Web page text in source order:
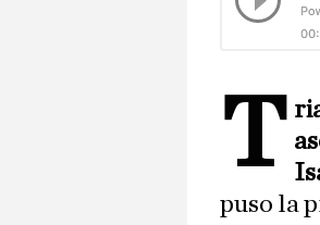
T
puso la